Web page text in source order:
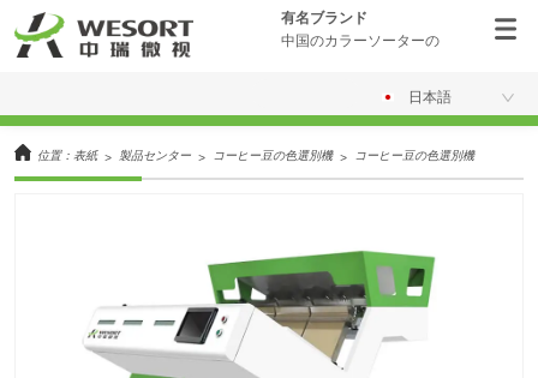
有名ブランド
中国のカラーソーターの
日本語
位置： 表紙 > 製品センター > コーヒー豆の色選別機 > コーヒー豆の色選別機